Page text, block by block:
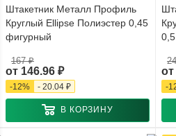
Штакетник Металл Профиль
Круглый Ellipse Полиэстер 0,45
фигурный
от 146.96 ₽
167 ₽
-12% - 20.04 ₽
В КОРЗИНУ
0,5
от
-